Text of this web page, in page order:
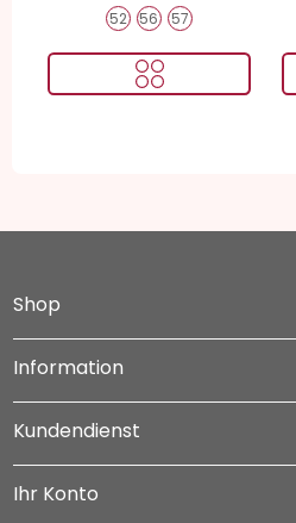
52 56 57
Shop
Information
Kundendienst
Ihr Konto